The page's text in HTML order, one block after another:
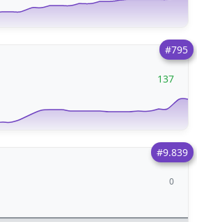
#795
137
#9.839
0